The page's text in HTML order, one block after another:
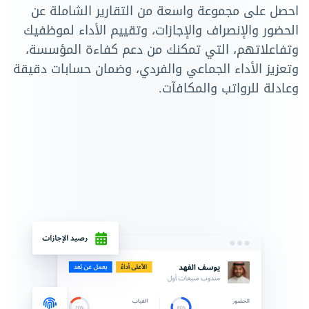
احصل على مجموعة واسعة من التقارير الشاملة عن
الحضور والإنصراف والإجازات، وتقييم الأداء لموظفيك
وتفاعلاتهم، التي تمكنك من دعم كفاءة المؤسسة،
وتعزيز الأداء الجماعي والفردي، وضمان حسابات دقيقة
وعادلة للرواتب والمكافآت.